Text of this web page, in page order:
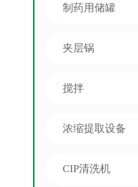
制药用储罐
夹层锅
搅拌
浓缩提取设备
CIP清洗机